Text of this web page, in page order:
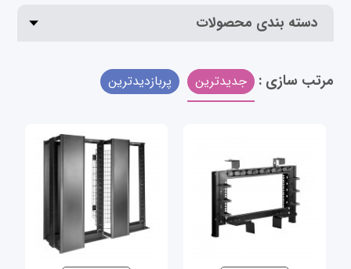
دسته بندی محصولات
مرتب سازی : جدیدترین پربازدیدترین